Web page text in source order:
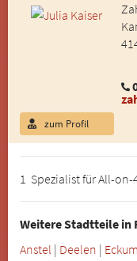
zum Profil
1 Spezialist für All-
Weitere Stadtteile in
Anstel | Deelen | Eckum